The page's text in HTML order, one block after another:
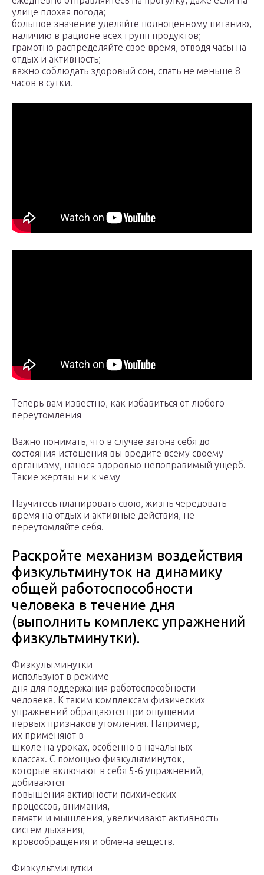
улице плохая погода;
большое значение уделяйте полноценному питанию,
наличию в рационе всех групп продуктов;
грамотно распределяйте свое время, отводя часы на
отдых и активность;
важно соблюдать здоровый сон, спать не меньше 8
часов в сутки.
Теперь вам известно, как избавиться от любого
переутомления
Важно понимать, что в случае загона себя до
состояния истощения вы вредите всему своему
организму, нанося здоровью непоправимый ущерб.
Такие жертвы ни к чему
Научитесь планировать свою, жизнь чередовать
время на отдых и активные действия, не
переутомляйте себя.
Раскройте механизм воздействия
физкультминуток на динамику
общей работоспособности
человека в течение дня
(выполнить комплекс упражнений
физкультминутки).
Физкультминутки
используют в режи­ме
дня для поддержания работоспособности
человека. К таким комплексам физических
упражнений обращаются при ощуще­нии
первых признаков утомления. Например,
их применяют в
школе на уроках, особенно в начальных
классах. С помощью физкультминуток,
которые включают в себя 5-6 упражнений,
добиваются
повышения активности психических
процессов, вни­мания,
памяти и мышления, увеличивают активность
систем дыхания,
кровообращения и обмена веществ.
Физкультминутки